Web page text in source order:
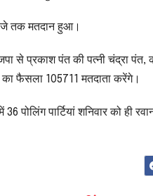
तक मतदान हुआ।
से प्रकाश पंत की पत्नी चंद्रा
का फैसला 105711 मतदाता करेंगे।
पार्टियां शनिवार को ही